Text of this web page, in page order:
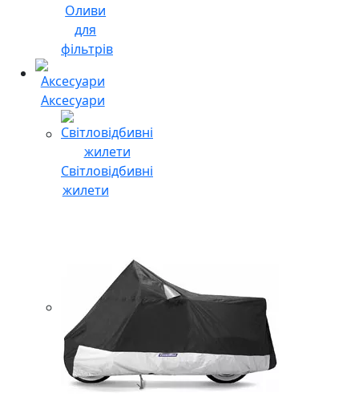
Оливи
для
фільтрів
Аксесуари
Світловідбивні
жилети